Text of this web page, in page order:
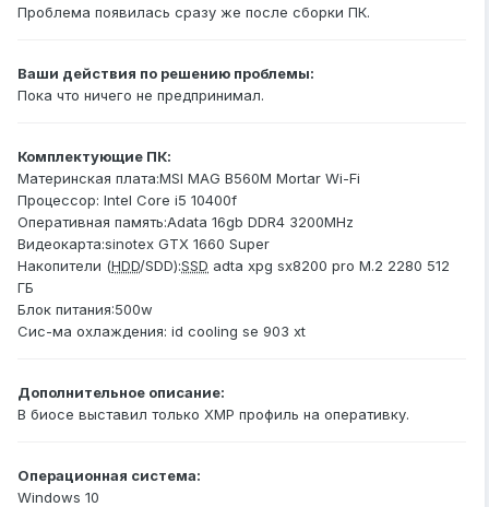
Проблема появилась сразу же после сборки ПК.
Ваши действия по решению проблемы:
Пока что ничего не предпринимал.
Комплектующие ПК:
Материнская плата:MSI MAG B560M Mortar Wi-Fi
Процессор: Intel Core i5 10400f
Оперативная память:Adata 16gb DDR4 3200MHz
Видеокарта:sinotex GTX 1660 Super
Накопители (HDD/SDD):SSD adta xpg sx8200 pro M.2 2280 512
ГБ
Блок питания:500w
Сис-ма охлаждения: id cooling se 903 xt
Дополнительное описание:
В биосе выставил только XMP профиль на оперативку.
Операционная система:
Windows 10